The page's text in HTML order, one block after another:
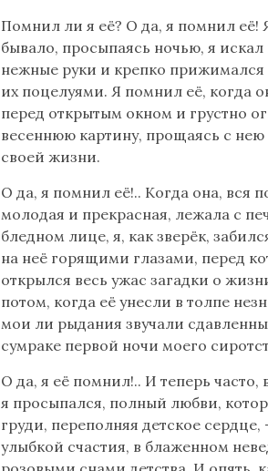
Помнил ли я её? О да, я помнил её!
бывало, просыпаясь ночью, я искал
нежные руки и крепко прижимался
их поцелуями. Я помнил её, когда
перед открытым окном и грустно
весеннюю картину, прощаясь с
своей жизни.
О да, я помнил её!.. Когда она, вся
молодая и прекрасная, лежала с
бледном лице, я, как зверёк,
на неё горящими глазами, перед
открылся весь ужас загадки о
потом, когда её унесли в толпе
мои ли рыдания звучали
сумраке первой ночи моего
О да, я её помнил!.. И теперь часто,
я просыпался, полный любви,
груди, переполняя детское
улыбкой счастия, в блаженном